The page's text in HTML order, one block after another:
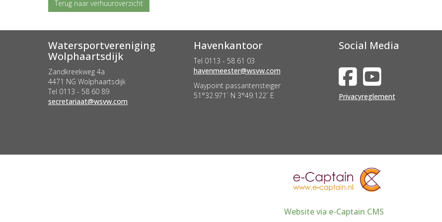
Terug naar verhuuroverzicht
Watersportvereniging
Wolphaartsdijk
Zandkreekweg 4a
4471 NG Wolphaartsdijk
Tel 0113 - 58 60 89
taairaterces@wsvw.com
Havenkantoor
Tel 0113 - 58 61 03
retseemnevah@wsvw.com
Waypoint passantensteiger
51°32.971´ N 3°49.122´ E
Social Media
Privacyreglement
Website via e-Captain CMS